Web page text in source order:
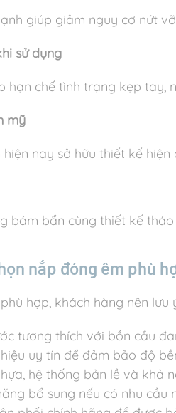
giúp giảm nguy cơ nứt
sử dụng
hạn chế tình trạng kẹp tay,
mỹ
nay sở hữu thiết kế
bám bẩn cùng thiết kế
nắp đóng êm phù
hợp, khách hàng nên lưu
tương thích với bồn cầu
uy tín để đảm bảo độ
hệ thống bản lề và khả
bổ sung nếu có nhu cầu